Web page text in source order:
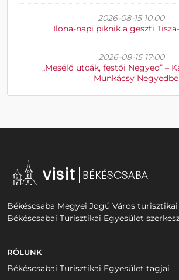
2026-08-15 10:00
Ilona-napi piknik a geszti
2026-08-15 17:00
„Mesélő utcák, festői Negyed” –
Munkácsy
Békéscsaba Megyei Jogú Város
Békéscsabai Turisztikai Egyesület
RÓLUNK
Békéscsabai Turisztikai Egyesület tagjai